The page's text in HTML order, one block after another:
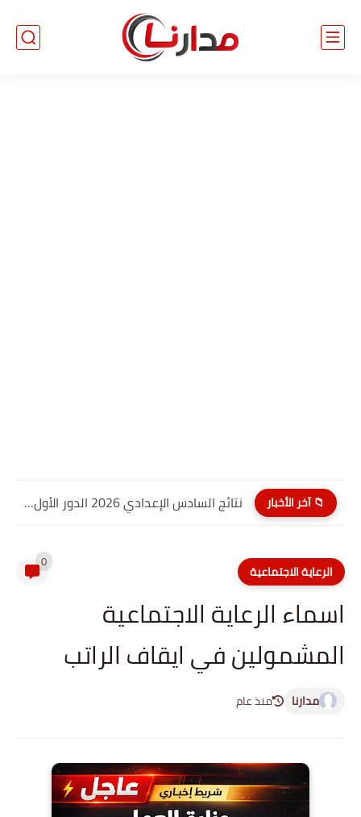
📁 آخر الأخبار نتائج السادس الإعدادي 2026 الدور الأول PDF كربلاء المقدسة| موقع...
الرعاية الاجتماعية 0
اسماء الرعاية الاجتماعية
المشمولين في ايقاف الراتب
مدارنا منذ عام